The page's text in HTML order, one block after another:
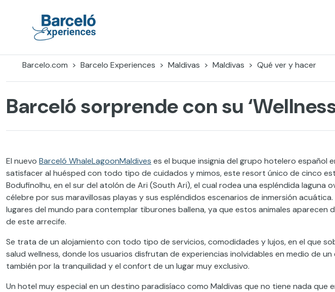
Barcelo.com Barcelo Experiences Maldivas Maldivas Qué ver y hacer
Barceló sorprende con su
El nuevo Barceló WhaleLagoonMaldives es el buque insignia del grupo hotelero español
satisfacer al huésped con todo tipo de cuidados y mimos, este resort único de cinco
Bodufinolhu, en el sur del atolón de Ari (South Ari), el cual rodea una espléndida laguna
célebre por sus maravillosas playas y sus espléndidos escenarios de inmersión
lugares del mundo para contemplar tiburones ballena, ya que estos animales aparecen
de este arrecife.
Se trata de un alojamiento con todo tipo de servicios, comodidades y lujos, en el que
salud wellness, donde los usuarios disfrutan de experiencias inolvidables en medio de
también por la tranquilidad y el confort de un lugar muy exclusivo.
Un hotel muy especial en un destino paradisíaco como Maldivas que no tiene nada que